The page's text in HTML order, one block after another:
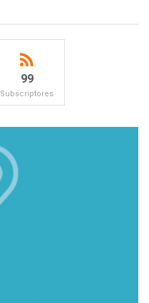
99
Subscriptores